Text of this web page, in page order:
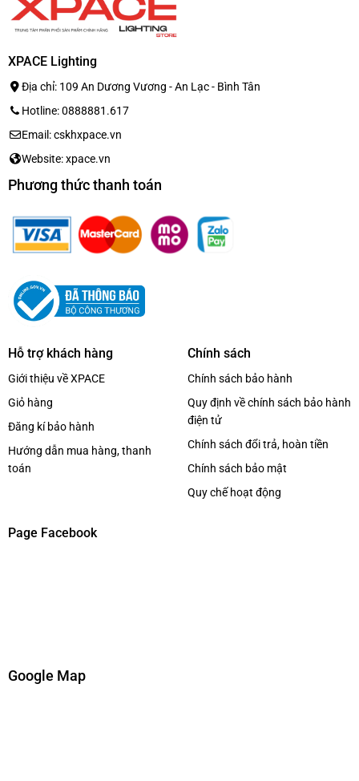
XPACE Lighting
Địa chỉ: 109 An Dương Vương - An Lạc - Bình Tân
Hotline: 0888881.617
Email: cskhxpace.vn
Website: xpace.vn
Phương thức thanh toán
Hỗ trợ khách hàng
Giới thiệu về XPACE
Giỏ hàng
Đăng kí bảo hành
Hướng dẫn mua hàng, thanh
toán
Chính sách
Chính sách bảo hành
Quy định về chính sách bảo hành
điện tử
Chính sách đổi trả, hoàn tiền
Chính sách bảo mật
Quy chế hoạt động
Page Facebook
Google Map